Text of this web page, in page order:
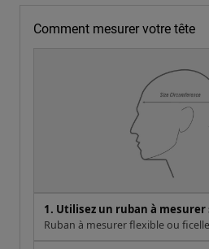
Comment mesurer votre tête
1. Utilisez un ruban à mesurer
Ruban à mesurer flexible ou